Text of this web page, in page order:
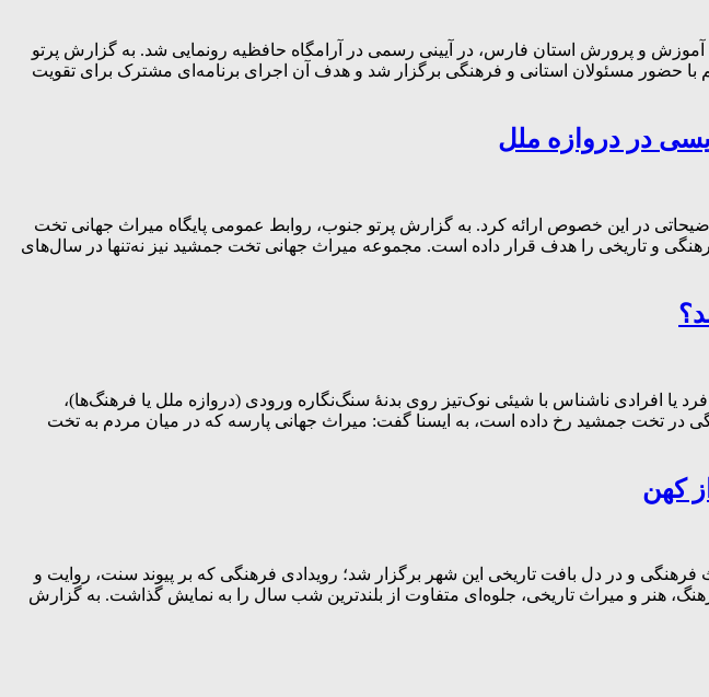
و پرورش استان فارس، در آیینی رسمی در آرامگاه حافظیه رونمایی شد. به گزارش پرتو
حضور مسئولان استانی و فرهنگی برگزار شد و هدف آن اجرای برنامه‌ای مشترک برای تقویت
در دروازه ملل
در این خصوص ارائه کرد. به گزارش پرتو جنوب، روابط عمومی پایگاه میراث جهانی تخت
و تاریخی را هدف قرار داده است. مجموعه میراث جهانی تخت جمشید نیز نه‌تنها در سال‌های
افرادی ناشناس با شیئی نوک‌تیز روی بدنۀ سنگ‌نگاره ورودی (دروازه ملل یا فرهنگ‌ها)،
در تخت جمشید رخ داده است، به ایسنا گفت: میراث جهانی پارسه که در میان مردم به تخت
کهن
فرهنگی و در دل بافت تاریخی این شهر برگزار شد؛ رویدادی فرهنگی که بر پیوند سنت، روایت و
یکشنبه ۳۰ آذرماه از ساعت ۱۶ تا ۱۷، با حضور علاقه‌مندان فرهنگ، هنر و میراث تاریخی، جلوه‌ای متفاوت از بلندترین شب سال را به نمایش گذاشت. به گزارش